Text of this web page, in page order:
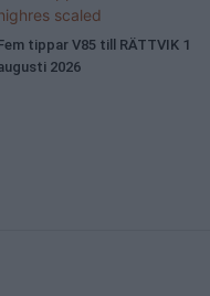
tippar V85 till RÄTTVIK 1
2026